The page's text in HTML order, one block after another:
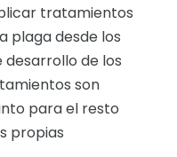
tratamientos
plaga desde los
de los
son
para el resto
propias